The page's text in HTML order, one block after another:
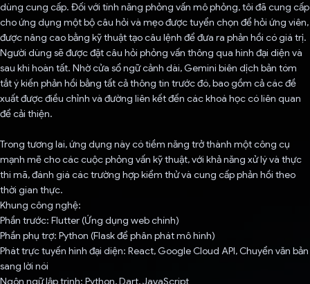
dùng cung cấp. Đối với tính năng phỏng vấn mô phỏng, tôi đã cung cấp
cho ứng dụng một bộ câu hỏi và mẹo được tuyển chọn để hỏi ứng viên,
được nâng cao bằng kỹ thuật tạo câu lệnh để đưa ra phản hồi có giá trị.
Người dùng sẽ được đặt câu hỏi phỏng vấn thông qua hình đại diện và
sau khi hoàn tất. Nhờ cửa sổ ngữ cảnh dài, Gemini biên dịch bản tóm
tắt ý kiến phản hồi bằng tất cả thông tin trước đó, bao gồm cả các đề
xuất được điều chỉnh và đường liên kết đến các khoá học có liên quan
để cải thiện.
Trong tương lai, ứng dụng này có tiềm năng trở thành một công cụ
mạnh mẽ cho các cuộc phỏng vấn kỹ thuật, với khả năng xử lý và thực
thi mã, đánh giá các trường hợp kiểm thử và cung cấp phản hồi theo
thời gian thực.
Khung công nghệ:
Phần trước: Flutter (Ứng dụng web chính)
Phần phụ trợ: Python (Flask để phân phát mô hình)
Phát trực tuyến hình đại diện: React, Google Cloud API, Chuyển văn bản
sang lời nói
Ngôn ngữ lập trình: Python, Dart, JavaScript